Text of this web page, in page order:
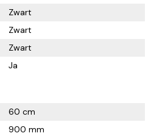
Zwart
Zwart
Zwart
Ja
60 cm
900 mm